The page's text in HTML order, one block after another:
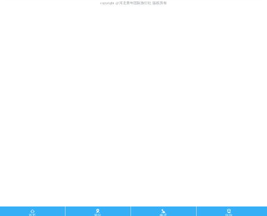
copyright @河北青年国际旅行社 版权所有



